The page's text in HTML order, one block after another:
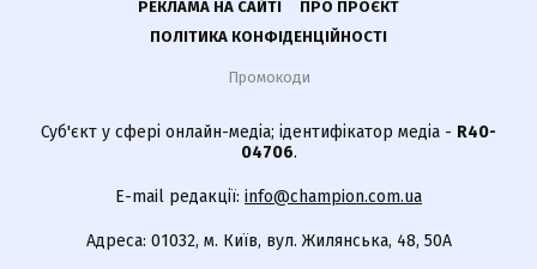
РЕКЛАМА НА САЙТІ
ПРО ПРОЄКТ
ПОЛІТИКА КОНФІДЕНЦІЙНОСТІ
Промокоди
Суб'єкт у сфері онлайн-медіа; ідентифікатор медіа - R40-
04706.
E-mail редакції: info@champion.com.ua
Адреса: 01032, м. Київ, вул. Жилянська, 48, 50А